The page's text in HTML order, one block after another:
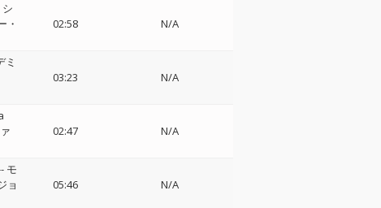
・
02:58 N/A
ミ
03:23 N/A
02:47 N/A
モ
ョ
05:46 N/A